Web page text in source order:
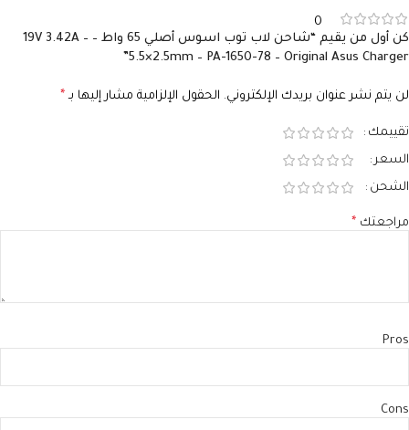
0
كن أول من يقيم “شاحن لاب توب اسوس أصلي 65 واط – 19V 3.42A –
5.5×2.5mm – PA-1650-78 – Original Asus Charger”
لن يتم نشر عنوان بريدك الإلكتروني. الحقول الإلزامية مشار إليها بـ *
تقييمك
السعر
الشحن
مراجعتك *
Pros
Cons